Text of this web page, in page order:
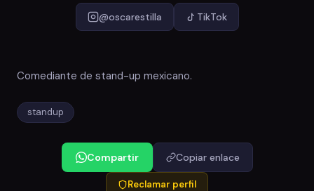
@oscarestilla TikTok
Comediante de stand-up mexicano.
standup
Compartir Copiar enlace
Reclamar perfil